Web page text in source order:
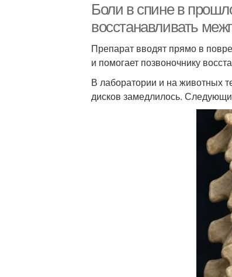
Боли в спине в
восстанавливать
Препарат вводят прямо в
и помогает позвоночнику
В лаборатории и на животных
дисков замедлилось.